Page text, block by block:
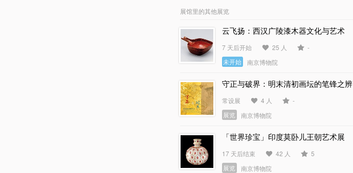
展馆里的其他展览
云飞扬：西汉广陵漆木器文化与艺术
7 天后开始 25 人
-
未开始
南京博物院
守正与破界：明末清初画坛的笔锋之辨
常设展 4 人
-
展览
南京博物院
「世界珍宝」印度莫卧儿王朝艺术展
17 天后结束 42 人
5
展览
南京博物院